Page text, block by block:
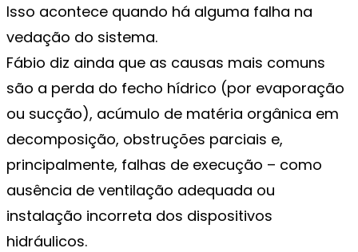
Isso acontece quando há alguma falha na
vedação do sistema.
Fábio diz ainda que as causas mais comuns
são a perda do fecho hídrico (por evaporação
ou sucção), acúmulo de matéria orgânica em
decomposição, obstruções parciais e,
principalmente, falhas de execução – como
ausência de ventilação adequada ou
instalação incorreta dos dispositivos
hidráulicos.